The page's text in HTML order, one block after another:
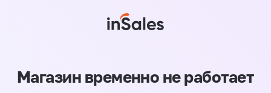
Магазин временно не работает